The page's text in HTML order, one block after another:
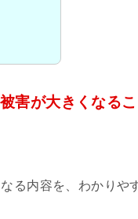
害が大きくなるこ
る内容を、わかりや